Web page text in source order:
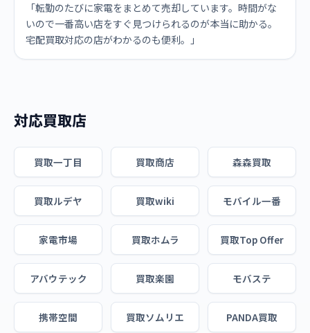
「転勤のたびに家電をまとめて売却しています。時間がな
いので一番高い店をすぐ見つけられるのが本当に助かる。
宅配買取対応の店がわかるのも便利。」
対応買取店
買取一丁目 買取商店 森森買取
買取ルデヤ 買取wiki モバイル一番
家電市場 買取ホムラ 買取Top Offer
アバウテック 買取楽園 モバステ
携帯空間 買取ソムリエ PANDA買取